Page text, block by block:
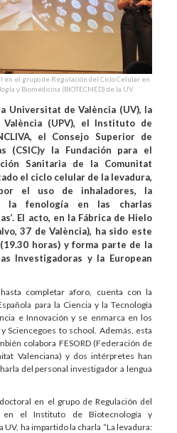
el grupo de Regulación del Ciclo Celular en
y Biomedicina (BIOTECMED) de la UV.
Universitat de València (UV), la
(UPV), el Instituto de
el Consejo Superior de
(CSIC)y la Fundación para el
Sanitaria de la Comunitat
el ciclo celular de la levadura,
el uso de inhaladores, la
la fenología en las charlas
El acto, en la Fábrica de Hielo
37 de València), ha sido este
horas) y forma parte de la
Investigadoras y la European
completar aforo, cuenta con la
para la Ciencia y la Tecnología
e Innovación y se enmarca en los
Sciencegoes to school. Además, esta
colabora FESORD (Federación de
Valenciana) y dos intérpretes han
del personal investigador a lengua
en el grupo de Regulación del
en el Instituto de Biotecnología y
ha impartido la charla “La levadura: